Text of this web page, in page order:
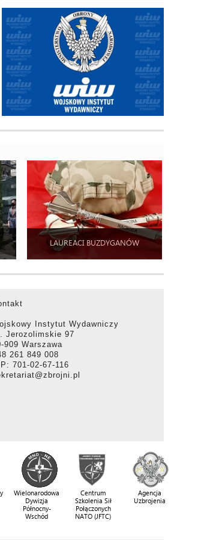
LAUREACI BUZDYGANÓW
Instytut Wydawniczy
Jerozolimskie 97
909 Warszawa
261 849 008
701-02-67-116
Wielonarodowa
Dywizja
Północny-
Wschód
Centrum
Szkolenia Sił
Połączonych
NATO (JFTC)
Agencja
Uzbrojenia